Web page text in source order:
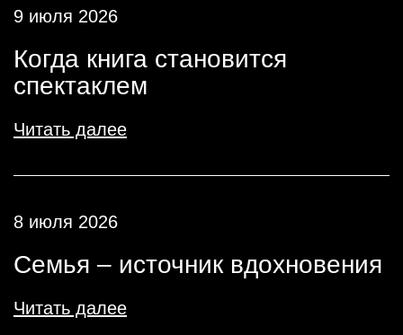
9 июля 2026
Когда книга становится
спектаклем
Читать далее
8 июля 2026
Семья – источник вдохновения
Читать далее